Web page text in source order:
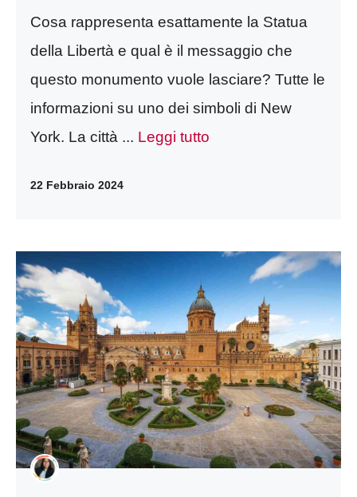
Cosa rappresenta esattamente la Statua
della Libertà e qual è il messaggio che
questo monumento vuole lasciare? Tutte le
informazioni su uno dei simboli di New
York. La città ... Leggi tutto
22 Febbraio 2024